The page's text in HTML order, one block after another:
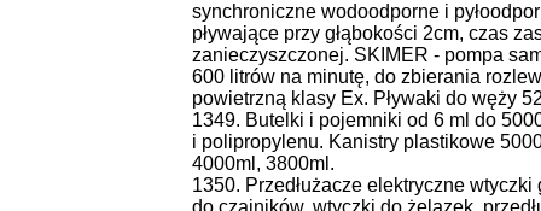
synchroniczne wodoodporne i
pływające przy głąbokości 2cm, czas
zanieczyszczonej. SKIMER - pompa
600 litrów na minutę, do zbierania
powietrzną klasy Ex. Pływaki do węży
1349. Butelki i pojemniki od 6 ml do
i polipropylenu. Kanistry plastikowe
4000ml, 3800ml.
1350. Przedłużacze elektryczne
do czajników, wtyczki do żelazek,